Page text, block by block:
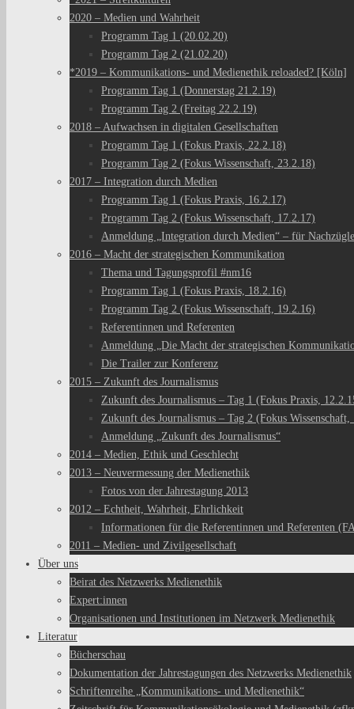
2020 – Medien und Wahrheit
Programm Tag 1 (20.02.20)
Programm Tag 2 (21.02.20)
*2019 – Kommunikations- und Medienethik reloaded? [Köln]
Programm Tag 1 (Donnerstag 21.2.19)
Programm Tag 2 (Freitag 22.2.19)
2018 – Aufwachsen in digitalen Gesellschaften
Programm Tag 1 (Fokus Praxis, 22.2.18)
Programm Tag 2 (Fokus Wissenschaft, 23.2.18)
2017 – Integration durch Medien
Programm Tag 1 (Fokus Praxis, 16.2.17)
Programm Tag 2 (Fokus Wissenschaft, 17.2.17)
Anmeldung „Integration durch Medien“ – für
2016 – Macht der strategischen Kommunikation
Thema und Tagungsprofil #nm16
Programm Tag 1 (Fokus Praxis, 18.2.16)
Programm Tag 2 (Fokus Wissenschaft, 19.2.16)
Referentinnen und Referenten
Anmeldung „Die Macht der strategischen
Die Trailer zur Konferenz
2015 – Zukunft des Journalismus
Zukunft des Journalismus – Tag 1 (Fokus Praxis,
Zukunft des Journalismus – Tag 2 (Fokus Wissenschaft,
Anmeldung „Zukunft des Journalismus“
2014 – Medien, Ethik und Geschlecht
2013 – Neuvermessung der Medienethik
Fotos von der Jahrestagung 2013
2012 – Echtheit, Wahrheit, Ehrlichkeit
Informationen für die Referentinnen und Referenten
2011 – Medien- und Zivilgesellschaft
Über uns
Beirat des Netzwerks Medienethik
Expert:innen
Organisationen und Institutionen im Netzwerk Medienethik
Literatur
Bücherschau
Dokumentation der Jahrestagungen des Netzwerks Medienethik
Schriftenreihe „Kommunikations- und Medienethik“